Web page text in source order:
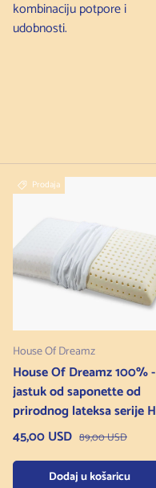
kombinaciju potpore i
udobnosti.
Prodaja
House Of Dreamz
House Of Dreamz 100% -
jastuk od saponette od
prirodnog lateksa serije H
Cijena na sniženju
45,00 USD Redovna cijena
89,00 USD
Dodaj u košaricu